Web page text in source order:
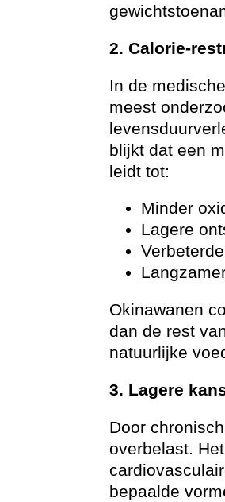
2. Calorie-
In de
meest
blijkt dat een
leidt tot:
Minder
Lagere
Okinawanen
dan de rest
natuurlijke
3. Lagere
Door
overbelast.
bepaalde